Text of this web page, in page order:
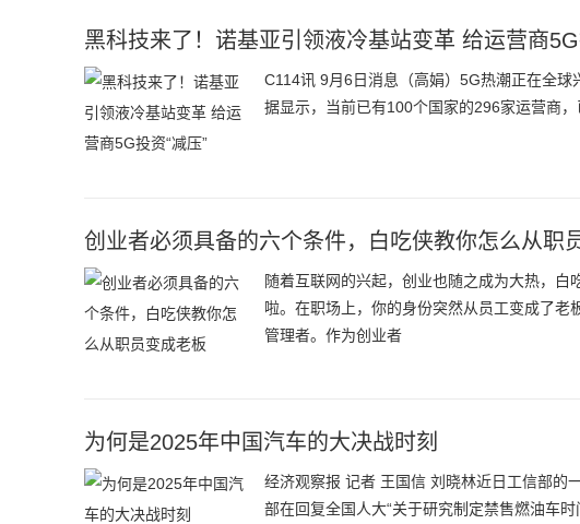
黑科技来了！诺基亚引领液冷基站变革 给运营商5G
C114讯 9月6日消息（高娟）5G热潮正在全
据显示，当前已有100个国家的296家运营商
创业者必须具备的六个条件，白吃侠教你怎么从职
随着互联网的兴起，创业也随之成为大热，
啦。在职场上，你的身份突然从员工变成了
管理者。作为创业者
为何是2025年中国汽车的大决战时刻
经济观察报 记者 王国信 刘晓林近日工信部的
部在回复全国人大“关于研究制定禁售燃油车